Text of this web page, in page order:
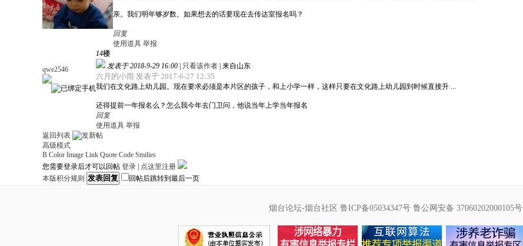
亲。我们明年够岁数。如果想去的话要现在去传达室报名吗？
回复
使用道具 举报
qwe2546
14楼
发表于 2018-9-29 16:00
只看该作者 来自山东
六月的小雨 发表于 2017-6-27 12:35
我们在文化路上幼儿园。现在要求必须是本片区的孩子，和上小学一样，这样只要在文化路上幼儿园到时候直接升 ...
还得提前一年报名么？怎么我今年去门卫问，他说当年上学当年报名
回复
使用道具 举报
返回列表
高级模式
B Color Image Link Quote Code Smilies
您需要登录后才可以回帖 登录
点这里注册
本版积分规则 发表回复 回帖后跳转到最后一页
烟台论坛-烟台社区 鲁ICP备05034347号 鲁公网安备 37060202000105号